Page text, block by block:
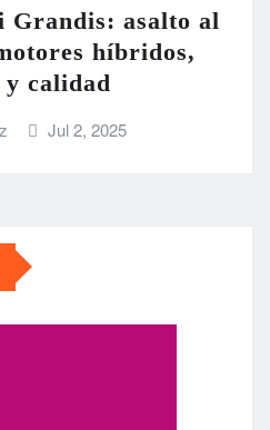
Grandis: asalto al
híbridos,
y calidad
Jul 2, 2025